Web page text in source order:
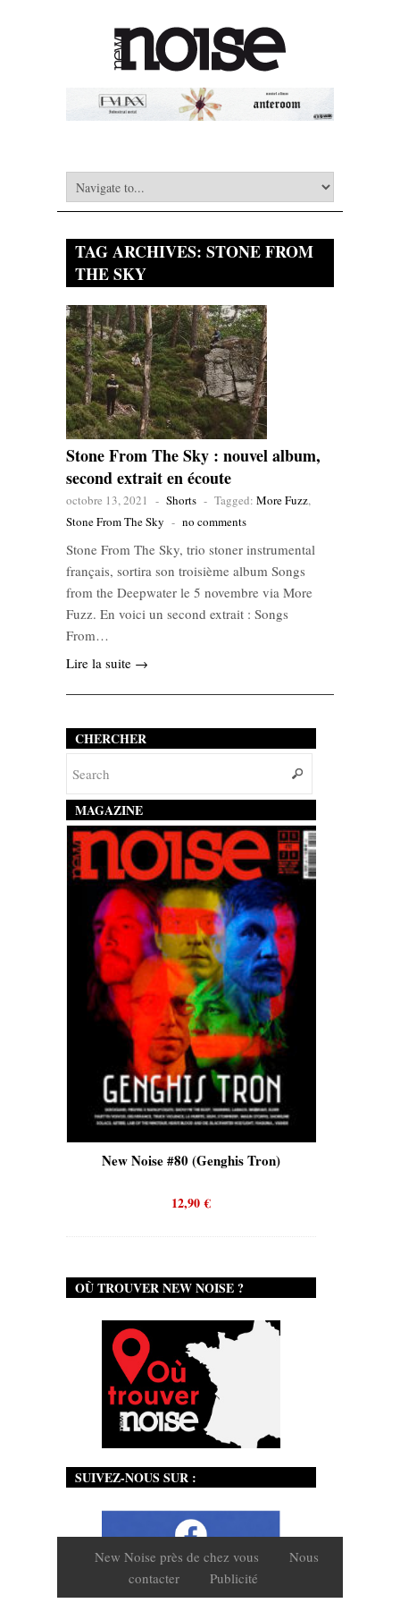
TAG ARCHIVES: STONE FROM
THE SKY
Stone From The Sky : nouvel album,
second extrait en écoute
octobre 13, 2021 - Shorts - Tagged: More Fuzz,
Stone From The Sky - no comments
Stone From The Sky, trio stoner instrumental
français, sortira son troisième album Songs
from the Deepwater le 5 novembre via More
Fuzz. En voici un second extrait : Songs
From…
Lire la suite →
CHERCHER
MAGAZINE
New Noise #80 (Genghis Tron)
12,90€
OÙ TROUVER NEW NOISE ?
SUIVEZ-NOUS SUR :
New Noise près de chez vous
Nous
contacter
Publicité